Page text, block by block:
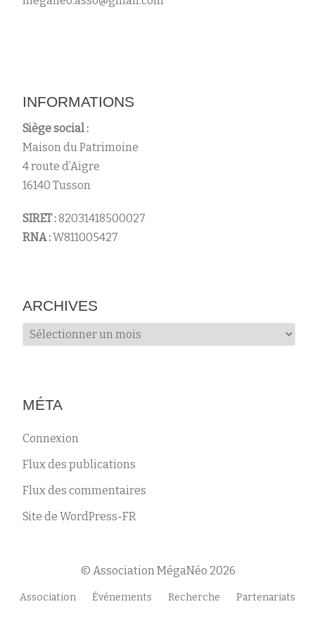
INFORMATIONS
Siège social :
Maison du Patrimoine
4 route d’Aigre
16140 Tusson
SIRET :82031418500027
RNA :W811005427
ARCHIVES
Archives
MÉTA
Connexion
Flux des publications
Flux des commentaires
Site de WordPress-FR
© Association MégaNéo 2026
Menu
Association Événements Recherche Partenariats